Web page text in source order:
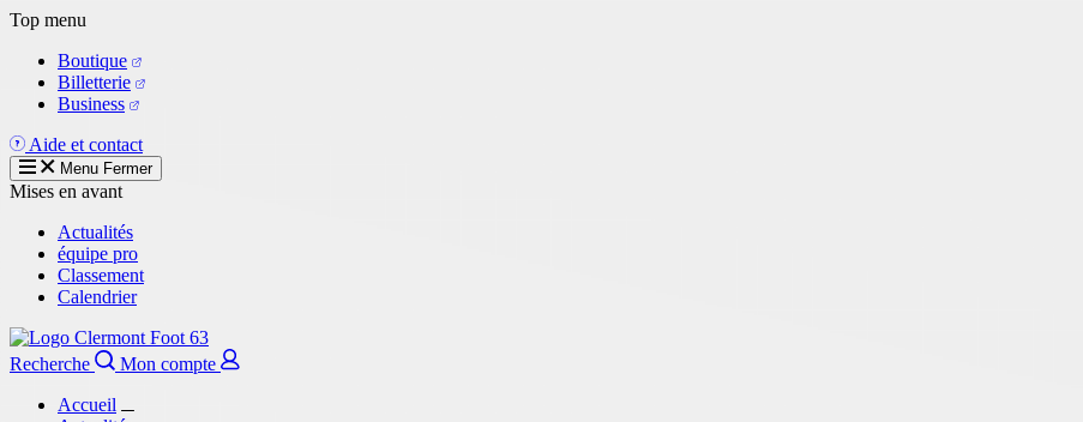
Aller
contenu
principal
Top menu
Boutique
Billetterie
Business
Aide et contact
Menu Fermer
Mises en avant
Actualités
équipe pro
Classement
Calendrier
Recherche
Mon compte
Accueil